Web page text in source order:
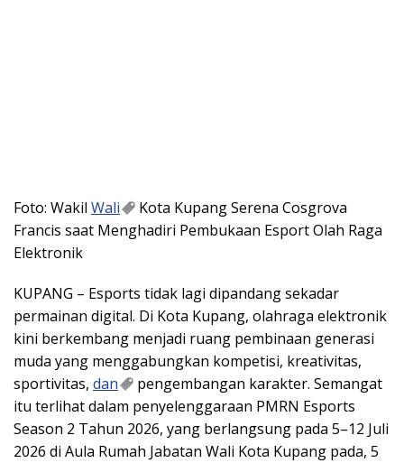
Foto: Wakil Wali
Kota Kupang Serena Cosgrova
Francis saat Menghadiri Pembukaan Esport Olah Raga
Elektronik
KUPANG – Esports tidak lagi dipandang sekadar
permainan digital. Di Kota Kupang, olahraga elektronik
kini berkembang menjadi ruang pembinaan generasi
muda yang menggabungkan kompetisi, kreativitas,
sportivitas, dan
pengembangan karakter. Semangat
itu terlihat dalam penyelenggaraan PMRN Esports
Season 2 Tahun 2026, yang berlangsung pada 5–12 Juli
2026 di Aula Rumah Jabatan Wali Kota Kupang pada, 5